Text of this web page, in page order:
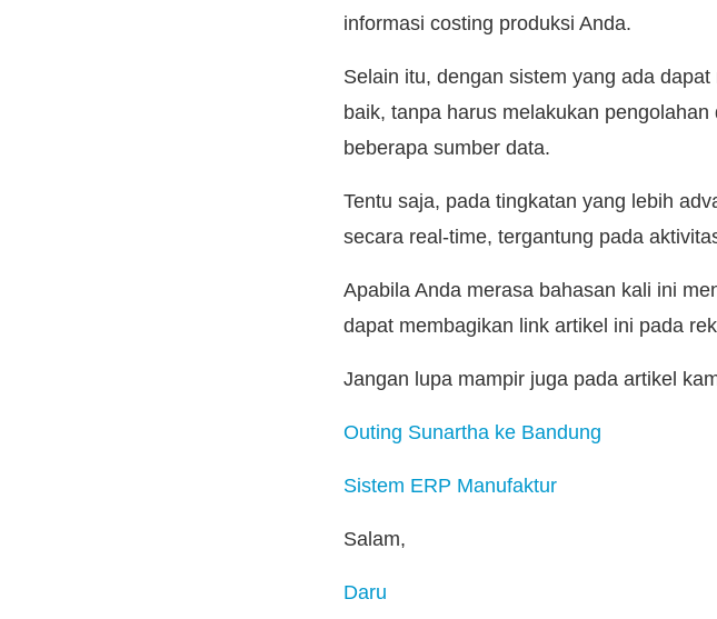
informasi costing produksi Anda.
Selain itu, dengan sistem yang ada
baik, tanpa harus melakukan
beberapa sumber data.
Tentu saja, pada tingkatan yang lebih
secara real-time, tergantung pada
Apabila Anda merasa bahasan kali ini
dapat membagikan link artikel ini pada
Jangan lupa mampir juga pada artikel
Outing Sunartha ke Bandung
Sistem ERP Manufaktur
Salam,
Daru